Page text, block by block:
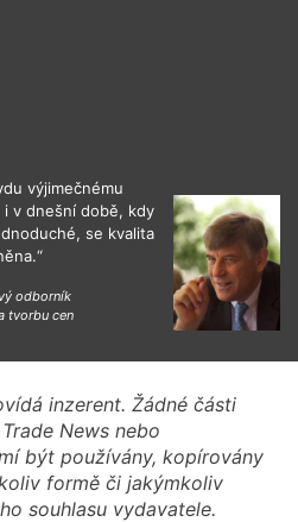
výjimečnému
v dnešní době, kdy
se kvalita
odborník
tvorbu cen
inzerent. Žádné části
News nebo
být používány, kopírovány
formě či jakýmkoliv
souhlasu vydavatele.